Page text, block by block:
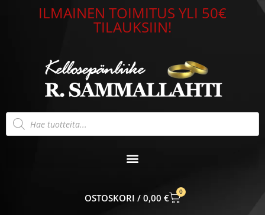
ILMAINEN TOIMITUS YLI 50€
TILAUKSIIN!
Products
search
0,00 €
0
CART